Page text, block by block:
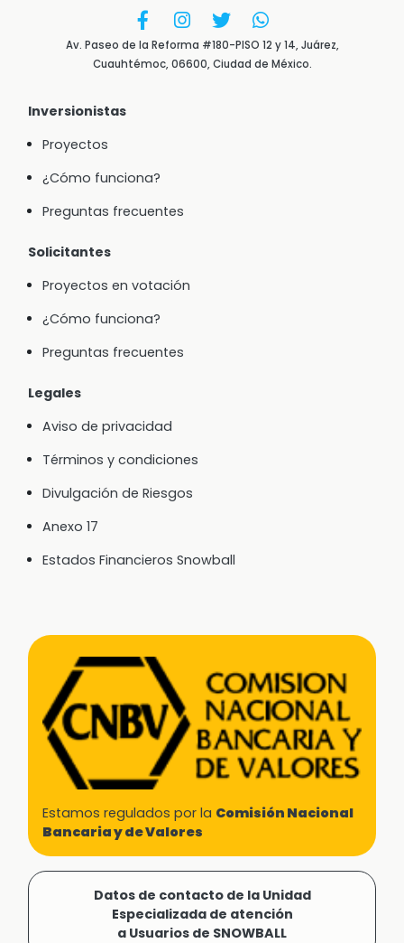
Av. Paseo de la Reforma #180-PISO 12 y 14, Juárez,
Cuauhtémoc, 06600, Ciudad de México.
Inversionistas
Proyectos
¿Cómo funciona?
Preguntas frecuentes
Solicitantes
Proyectos en votación
¿Cómo funciona?
Preguntas frecuentes
Legales
Aviso de privacidad
Términos y condiciones
Divulgación de Riesgos
Anexo 17
Estados Financieros Snowball
Estamos regulados por la Comisión Nacional
Bancaria y de Valores
Datos de contacto de la Unidad
Especializada de atención
a Usuarios de SNOWBALL